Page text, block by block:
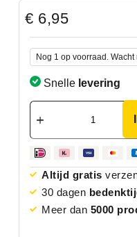
€ 6,95
Nog 1 op voorraad. Wacht
Snelle levering
Altijd gratis
30 dagen
Meer dan 5000